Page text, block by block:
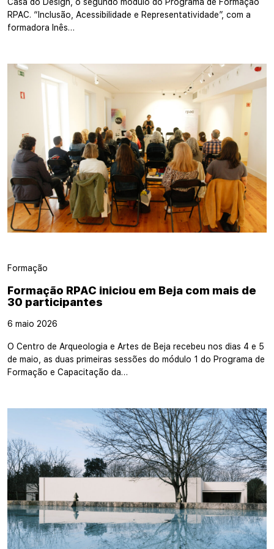
Casa do Design, o segundo módulo do Programa de Formação
RPAC. “Inclusão, Acessibilidade e Representatividade”, com a
formadora Inês…
Formação
Formação RPAC iniciou em Beja com mais de
30 participantes
6 maio 2026
O Centro de Arqueologia e Artes de Beja recebeu nos dias 4 e 5
de maio, as duas primeiras sessões do módulo 1 do Programa de
Formação e Capacitação da…